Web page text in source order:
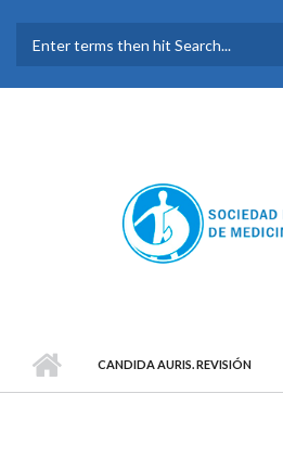
FORMULARIO DE
BÚSQUEDA
CANDIDA AURIS. REVISIÓN